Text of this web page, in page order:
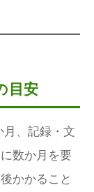
目安
、記録・文
数か月を要
かかること